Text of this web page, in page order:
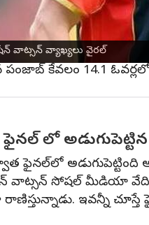
వాట్సన్ వ్యాఖ్యలు వైరల్
భారీ లక్ష్యాన్నీ
లక్నో సూపర్ జెయింట్స్‌తో
మహారాజా యాదవీంద్ర
కేవలం 14.1
లో
ఫైనల్‌లో అడుగుపెట్టింది
వాట్సన్ సోషల్ మీడియా
ఇవన్నీ